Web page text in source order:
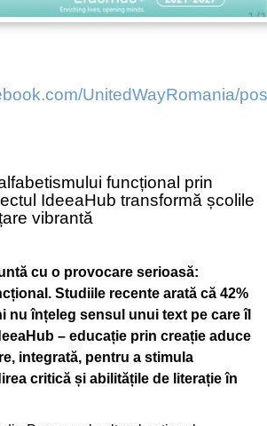
UnitedWayRomania/
funcțional prin
IdeeaHub transformă școlile
vibrantă
cu o provocare serioasă:
Studiile recente arată că 42%
nu înțeleg sensul unui text pe care îl
– educație prin creație aduce
integrată, pentru a stimula
critică și abilitățile de literație în